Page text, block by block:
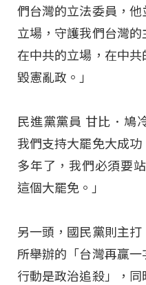
們台灣的立法委員，
立場，守護我們台灣
在中共的立場，在中
毀憲亂政。」
民進黨黨員 甘比．鳩
我們支持大罷免大成
多年了，我們必須要
這個大罷免。」
另一頭，國民黨則主
所舉辦的「台灣再贏
行動是政治追殺」，